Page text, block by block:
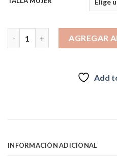
$42.990.
es:
AGREGAR
Add
INFORMACIÓN ADICIONAL